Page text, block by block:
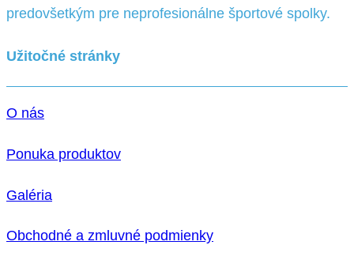
predovšetkým pre neprofesionálne športové spolky.
Užitočné stránky
O nás
Ponuka produktov
Galéria
Obchodné a zmluvné podmienky